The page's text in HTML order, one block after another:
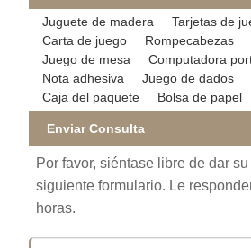
Juguete de madera
Tarjetas de
Carta de juego
Rompecabezas
Juego de mesa
Computadora
Nota adhesiva
Juego de dados
Caja del paquete
Bolsa de papel
Enviar Consulta
Por favor, siéntase libre de dar
siguiente formulario. Le
horas.